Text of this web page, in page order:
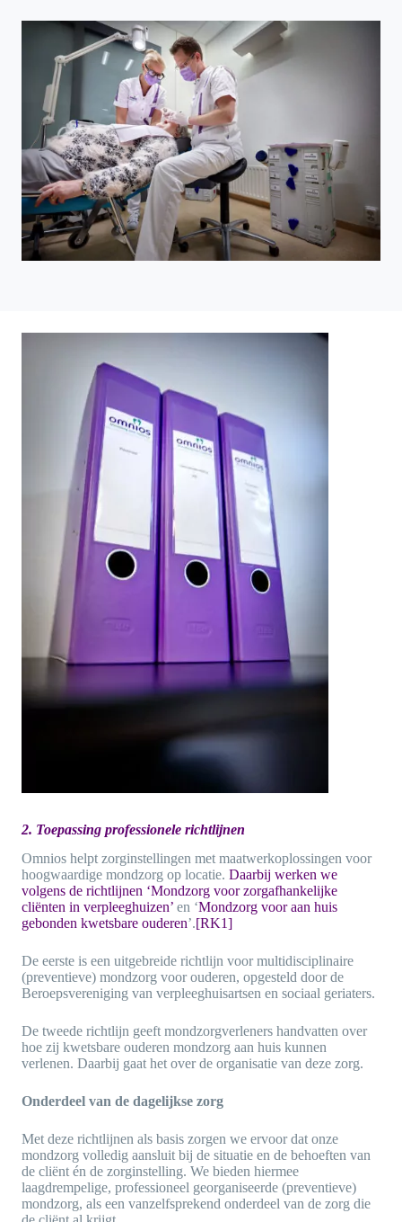
2. Toepassing professionele richtlijnen
Omnios helpt zorginstellingen met maatwerkoplossingen voor
hoogwaardige mondzorg op locatie. Daarbij werken we
volgens de richtlijnen ‘Mondzorg voor zorgafhankelijke
cliënten in verpleeghuizen’ en ‘Mondzorg voor aan huis
gebonden kwetsbare ouderen’.[RK1]
De eerste is een uitgebreide richtlijn voor multidisciplinaire
(preventieve) mondzorg voor ouderen, opgesteld door de
Beroepsvereniging van verpleeghuisartsen en sociaal geriaters.
De tweede richtlijn geeft mondzorgverleners handvatten over
hoe zij kwetsbare ouderen mondzorg aan huis kunnen
verlenen. Daarbij gaat het over de organisatie van deze zorg.
Onderdeel van de dagelijkse zorg
Met deze richtlijnen als basis zorgen we ervoor dat onze
mondzorg volledig aansluit bij de situatie en de behoeften van
de cliënt én de zorginstelling. We bieden hiermee
laagdrempelige, professioneel georganiseerde (preventieve)
mondzorg, als een vanzelfsprekend onderdeel van de zorg die